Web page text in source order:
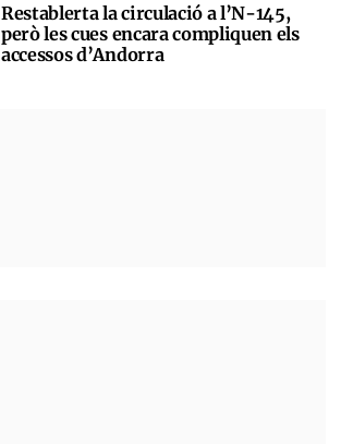
Restablerta la circulació a l’N-145,
però les cues encara compliquen els
accessos d’Andorra